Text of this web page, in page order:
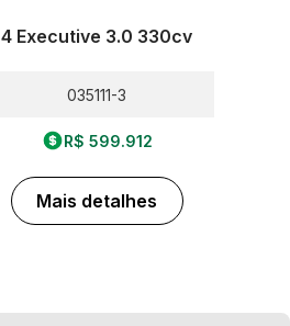
4 Executive 3.0 330cv
035111-3
R$ 599.912
Mais detalhes